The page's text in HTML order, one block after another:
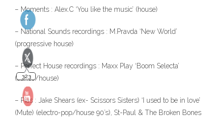
– Moments : Alex.C ‘You like the music’ (house)
– National Sounds recordings : M.Pravda ‘New World’
(progressive house)
– Perfect House recordings : Maxx Play ‘Boom Selecta’
(dance/house)
– Pias : Jake Shears (ex- Scissors Sisters) ‘I used to be in love’
(Mute) (electro-pop/house 90’s), St-Paul & The Broken Bones